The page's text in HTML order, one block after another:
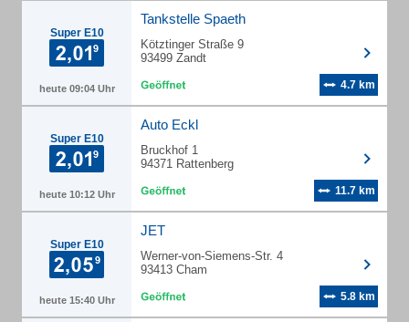
Super E10
heute 09:04 Uhr
Tankstelle Spaeth
Kötztinger Straße 9
93499 Zandt
4.7 km
Super E10
heute 10:12 Uhr
Auto Eckl
Bruckhof 1
94371 Rattenberg
11.7 km
Super E10
heute 15:40 Uhr
JET
Werner-von-Siemens-Str. 4
93413 Cham
5.8 km